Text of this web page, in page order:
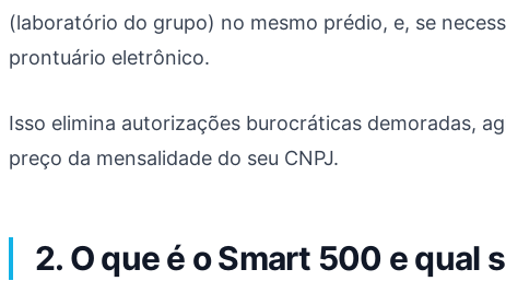
(laboratório do grupo) no mesmo prédio, e, se
prontuário eletrônico.
Isso elimina autorizações burocráticas demoradas,
preço da mensalidade do seu CNPJ.
2. O que é o Smart 500 e qual